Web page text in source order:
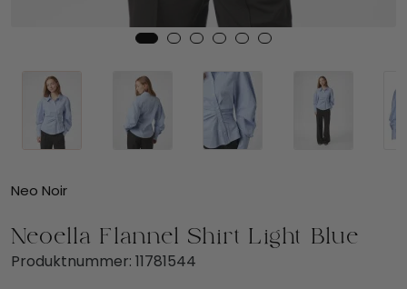
Neo Noir
Produktnummer: 11781544